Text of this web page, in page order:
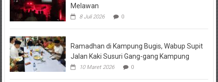
Melawan
8 Juli 2026 0
Ramadhan di Kampung Bugis, Wabup Supit
Jalan Kaki Susuri Gang-gang Kampung
10 Maret 2026 0